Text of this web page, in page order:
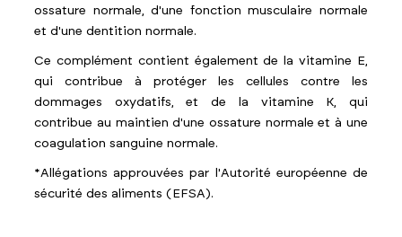
ossature normale, d'une fonction musculaire normale
et d'une dentition normale.
Ce complément contient également de la vitamine E,
qui contribue à protéger les cellules contre les
dommages oxydatifs, et de la vitamine K, qui
contribue au maintien d'une ossature normale et à une
coagulation sanguine normale.
*Allégations approuvées par l'Autorité européenne de
sécurité des aliments (EFSA).